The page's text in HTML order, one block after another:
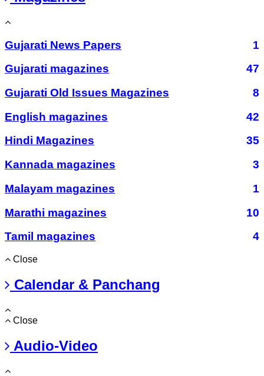
Gujarati News Papers
1
Gujarati magazines
47
Gujarati Old Issues Magazines
8
English magazines
42
Hindi Magazines
35
Kannada magazines
3
Malayam magazines
1
Marathi magazines
10
Tamil magazines
4
Close
Calendar & Panchang
Close
Audio-Video